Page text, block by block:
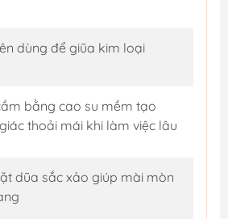
dùng để giũa kim loại
bằng cao su mềm tạo
thoải mái khi làm việc lâu
dũa sắc xảo giúp mài mòn